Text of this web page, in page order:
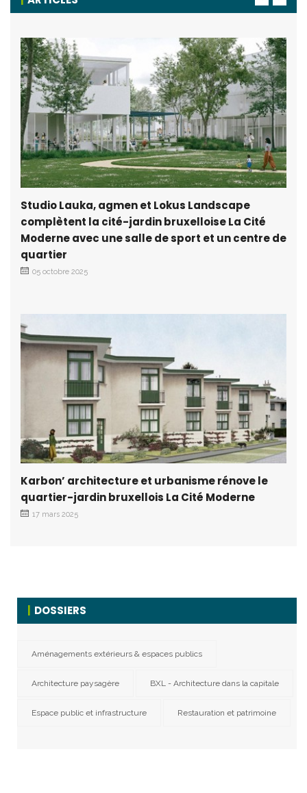
Studio Lauka, agmen et Lokus Landscape
complètent la cité-jardin bruxelloise La Cité
Moderne avec une salle de sport et un centre de
quartier
05 octobre 2025
Karbon’ architecture et urbanisme rénove le
quartier-jardin bruxellois La Cité Moderne
17 mars 2025
DOSSIERS
Aménagements extérieurs & espaces publics
Architecture paysagère BXL - Architecture dans la capitale
Espace public et infrastructure Restauration et patrimoine